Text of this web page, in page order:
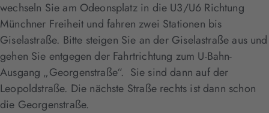
wechseln Sie am Odeonsplatz in die U3/U6 Richtung
Münchner Freiheit und fahren zwei Stationen bis
Giselastraße. Bitte steigen Sie an der Giselastraße aus und
gehen Sie entgegen der Fahrtrichtung zum U-Bahn-
Ausgang „Georgenstraße“. Sie sind dann auf der
Leopoldstraße. Die nächste Straße rechts ist dann schon
die Georgenstraße.